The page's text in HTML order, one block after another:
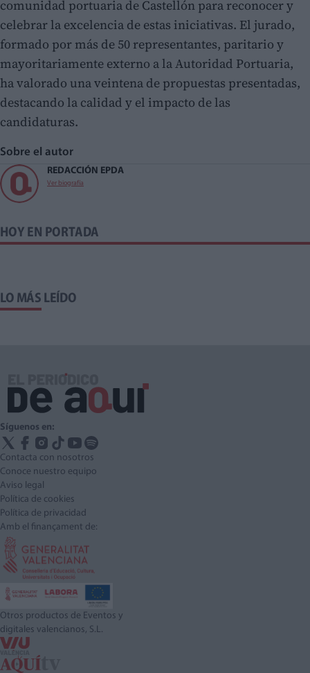
comunidad portuaria de Castellón para reconocer y
celebrar la excelencia de estas iniciativas. El jurado,
formado por más de 50 representantes, paritario y
mayoritariamente externo a la Autoridad Portuaria,
ha valorado una veintena de propuestas presentadas,
destacando la calidad y el impacto de las
candidaturas.
Sobre el autor
REDACCIÓN EPDA
Ver biografía
HOY EN PORTADA
LO MÁS LEÍDO
Síguenos en:
Contacta con nosotros
Conoce nuestro equipo
Aviso legal
Política de cookies
Política de privacidad
Amb el finançament de:
Otros productos de Eventos y
digitales valencianos, S.L.